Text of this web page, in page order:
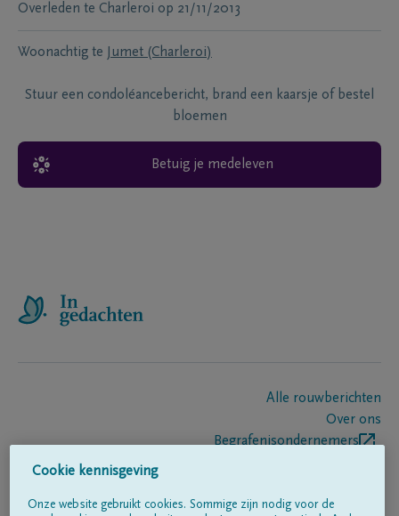
Overleden te Charleroi op 21/11/2013
Woonachtig te Jumet (Charleroi)
Stuur een condoléancebericht, brand een kaarsje of bestel
bloemen
Betuig je medeleven
Alle rouwberichten
Over ons
Begrafenisondernemers
Cookie kennisgeving
Onze website gebruikt cookies. Sommige zijn nodig voor de